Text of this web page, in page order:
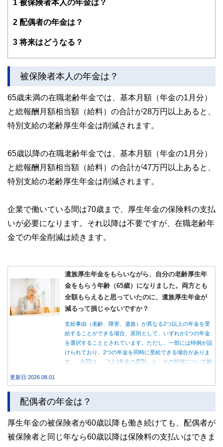
1 被保険者本人の年金は？
2 配偶者の年金は？
3将来はどうなる？
被保険者本人の年金は？
65歳未満の在職老齢年金では、基本月額（年金の1月分）
と総報酬月額相当額（給料）の合計が28万円以上あると、
特別支給の老齢厚生年金は削減されます。
65歳以降の在職老齢年金では、基本月額（年金の1月分）
と総報酬月額相当額（給料）の合計が47万円以上あると、
特別支給の老齢厚生年金は削減されます。
企業で働いている間は70歳まで、厚生年金の保険料の支払
いが必要になります。それ以降は不要ですが、在職老齢年
金での年金削減は続きます。
遺族厚生年金をもらいながら、自分の老齢厚生年
金をもらう年齢（65歳）になりました。両方とも
全額もらえると思っていたのに、遺族厚生年金が
減るって損じゃないですか？
支給事由（老齢、障害、遺族）が異なる2つ以上の年金を受
給することができる場合、原則として、いずれか1つの年金
を選択することとされています。ただし、一部には特例が設
けられており、2つの年金を同時に受給できる場合がありま
す。 今回は、「1人1年金の原則」と、その特例について解
更新日:2026.08.01
配偶者の年金は？
厚生年金の被保険者が60歳以降も働き続けても、配偶者が
被保険者と同じ年なら60歳以降は保険料の支払いはできま